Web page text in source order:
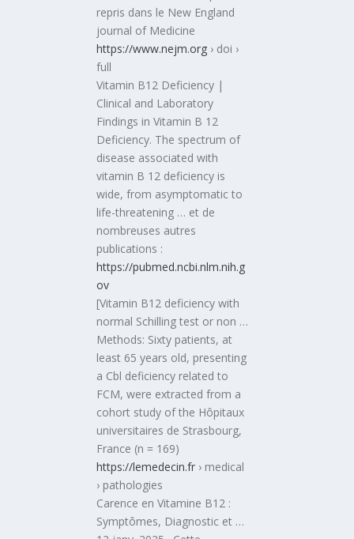
repris dans le New England
journal of Medicine
https://www.nejm.org › doi ›
full
Vitamin B12 Deficiency |
Clinical and Laboratory
Findings in Vitamin B 12
Deficiency. The spectrum of
disease associated with
vitamin B 12 deficiency is
wide, from asymptomatic to
life-threatening … et de
nombreuses autres
publications :
https://pubmed.ncbi.nlm.nih.g
ov
[Vitamin B12 deficiency with
normal Schilling test or non …
Methods: Sixty patients, at
least 65 years old, presenting
a Cbl deficiency related to
FCM, were extracted from a
cohort study of the Hôpitaux
universitaires de Strasbourg,
France (n = 169)
https://lemedecin.fr › medical
› pathologies
Carence en Vitamine B12 :
Symptômes, Diagnostic et …